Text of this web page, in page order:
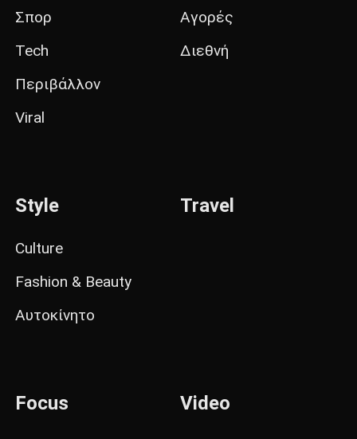
Σπορ
Tech
Περιβάλλον
Viral
Αγορές
Διεθνή
Style
Culture
Fashion & Beauty
Αυτοκίνητο
Travel
Focus Video